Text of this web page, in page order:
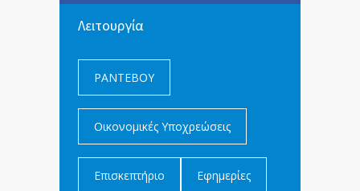
Λειτουργία
ΡΑΝΤΕΒΟΥ
Οικονομικές Υποχρεώσεις
Επισκεπτήριο Εφημερίες